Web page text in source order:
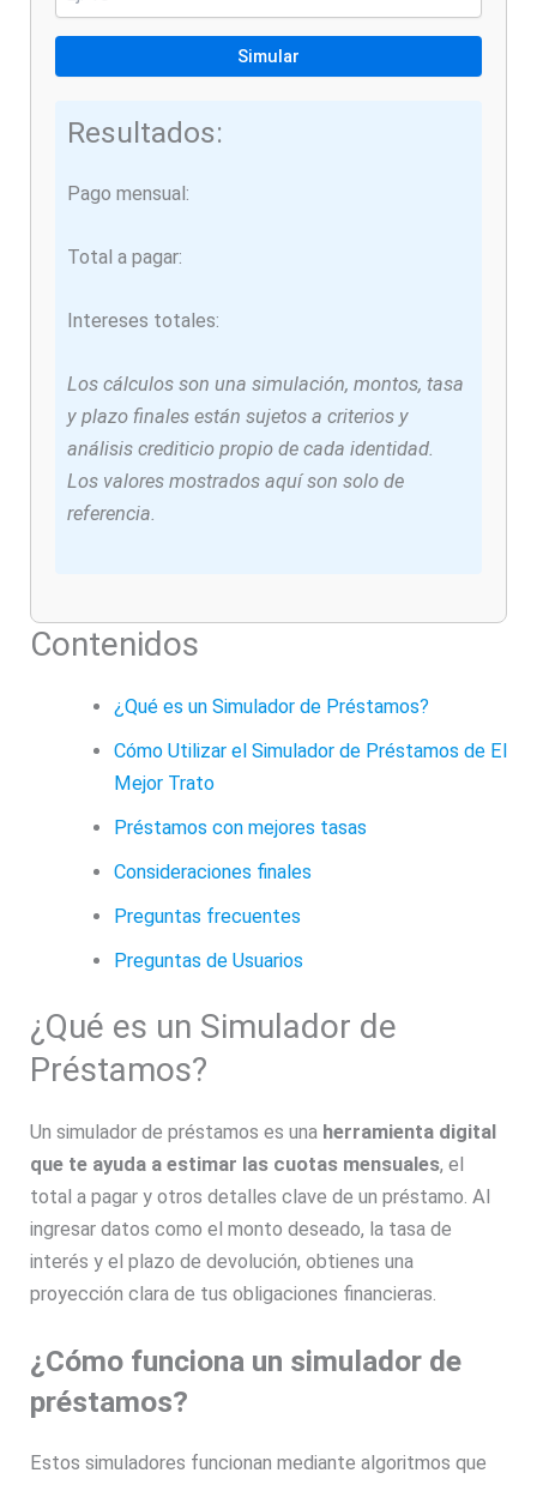
Simular
Resultados:
Pago mensual:
Total a pagar:
Intereses totales:
Los cálculos son una simulación, montos, tasa
y plazo finales están sujetos a criterios y
análisis crediticio propio de cada identidad.
Los valores mostrados aquí son solo de
referencia.
Contenidos
¿Qué es un Simulador de Préstamos?
Cómo Utilizar el Simulador de Préstamos de El
Mejor Trato
Préstamos con mejores tasas
Consideraciones finales
Preguntas frecuentes
Preguntas de Usuarios
¿Qué es un Simulador de
Préstamos?
Un simulador de préstamos es una herramienta digital
que te ayuda a estimar las cuotas mensuales, el
total a pagar y otros detalles clave de un préstamo. Al
ingresar datos como el monto deseado, la tasa de
interés y el plazo de devolución, obtienes una
proyección clara de tus obligaciones financieras.
¿Cómo funciona un simulador de
préstamos?
Estos simuladores funcionan mediante algoritmos que